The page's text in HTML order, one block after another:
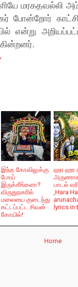
மரகதவல்லி
போன்றோர்
என்று
இந்த கோவிலுக்கு
போய்
இருக்கீங்களா?
விருதுநகரில்
மலையை குடைந்து
கட்டப்பட்ட சிவன்
கோயில்!
ஹர ஹர
பாடல்
,Hara
lyrics in
Home